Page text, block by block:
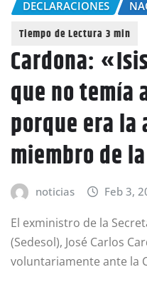
DECLARACIONES
Cardona:
que no temía
porque era la
miembro de
noticias Feb 3,
El exministro de la
(Sedesol), José Carlos
voluntariamente ante la